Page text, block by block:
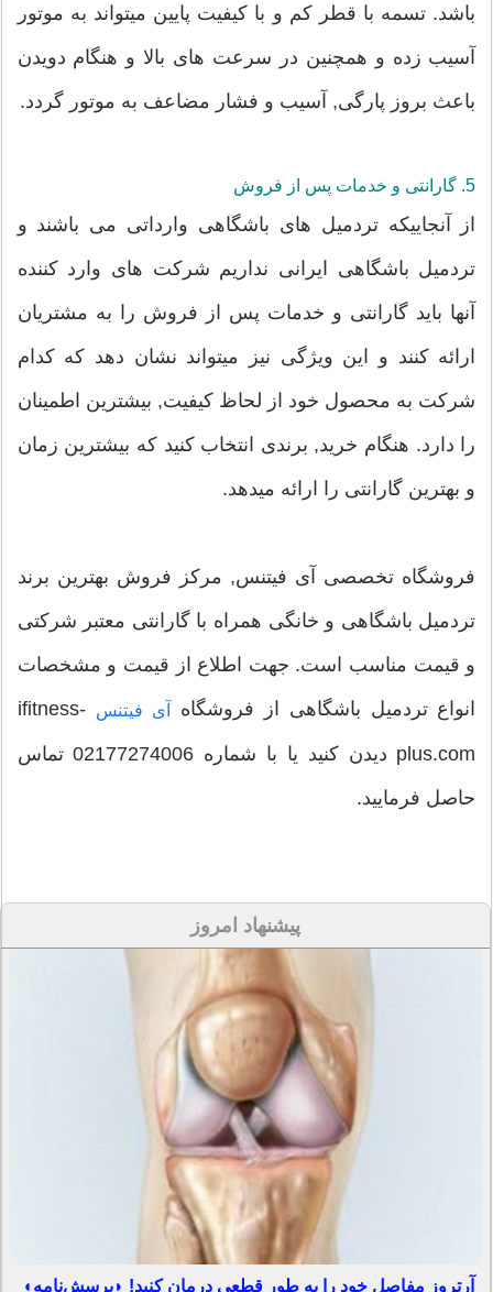
باشد. تسمه با قطر کم و با کیفیت پایین میتواند به موتور
آسیب زده و همچنین در سرعت های بالا و هنگام دویدن
باعث بروز پارگی, آسیب و فشار مضاعف به موتور گردد.
5. گارانتی و خدمات پس از فروش
از آنجاییکه تردمیل های باشگاهی وارداتی می باشند و
تردمیل باشگاهی ایرانی نداریم شرکت های وارد کننده
آنها باید گارانتی و خدمات پس از فروش را به مشتریان
ارائه کنند و این ویژگی نیز میتواند نشان دهد که کدام
شرکت به محصول خود از لحاظ کیفیت, بیشترین اطمینان
را دارد. هنگام خرید, برندی انتخاب کنید که بیشترین زمان
و بهترین گارانتی را ارائه میدهد.
فروشگاه تخصصی آی فیتنس, مرکز فروش بهترین برند
تردمیل باشگاهی و خانگی همراه با گارانتی معتبر شرکتی
و قیمت مناسب است. جهت اطلاع از قیمت و مشخصات
انواع تردمیل باشگاهی از فروشگاه آی فیتنس ifitness-
plus.com دیدن کنید یا با شماره 02177274006 تماس
حاصل فرمایید.
پیشنهاد امروز
آرتروز مفاصل خود را به طور قطعی درمان کنید! ◗پرسش‌نامه◖